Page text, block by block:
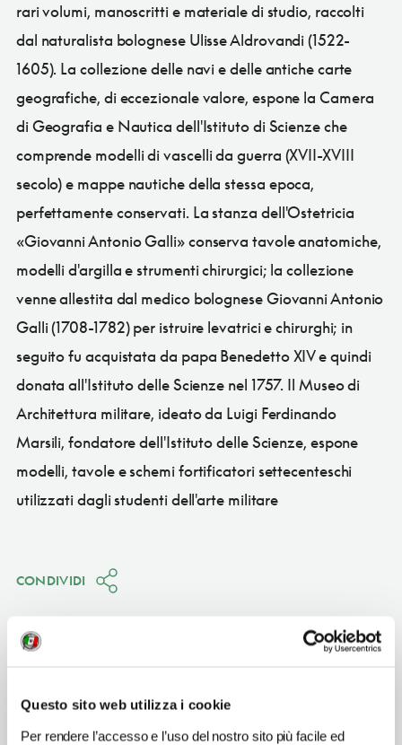
Questo sito web utilizza i cookie
Per rendere l’accesso e l’uso del nostro sito più facile ed
rari volumi, manoscritti e materiale di studio, raccolti
dal naturalista bolognese Ulisse Aldrovandi (1522-
1605). La collezione delle navi e delle antiche carte
geografiche, di eccezionale valore, espone la Camera
di Geografia e Nautica dell'Istituto di Scienze che
comprende modelli di vascelli da guerra (XVII-XVIII
secolo) e mappe nautiche della stessa epoca,
perfettamente conservati. La stanza dell'Ostetricia
«Giovanni Antonio Galli» conserva tavole anatomiche,
modelli d'argilla e strumenti chirurgici; la collezione
venne allestita dal medico bolognese Giovanni Antonio
Galli (1708-1782) per istruire levatrici e chirurghi; in
seguito fu acquistata da papa Benedetto XIV e quindi
donata all'Istituto delle Scienze nel 1757. Il Museo di
Architettura militare, ideato da Luigi Ferdinando
Marsili, fondatore dell'Istituto delle Scienze, espone
modelli, tavole e schemi fortificatori settecenteschi
utilizzati dagli studenti dell'arte militare
CONDIVIDI
Bologna(BO)